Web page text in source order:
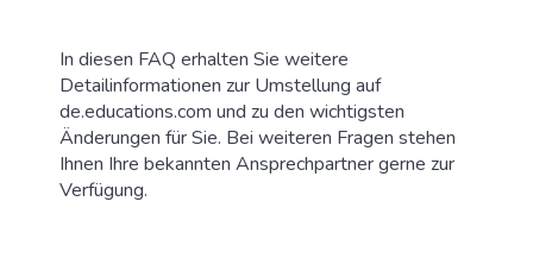
In diesen FAQ erhalten Sie weitere
Detailinformationen zur Umstellung auf
de.educations.com und zu den wichtigsten
Änderungen für Sie. Bei weiteren Fragen stehen
Ihnen Ihre bekannten Ansprechpartner gerne zur
Verfügung.